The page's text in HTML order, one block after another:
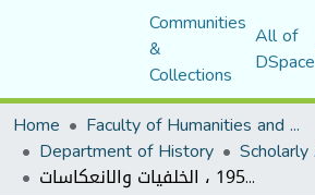
Communities
&
Collections
All of
DSpace
Home
Faculty of Humanities and Social Sciences
Department of History
محاكمة قادة الأوراس في تونس 21 ـ 25 جويلية 1957 ، الخلفيات والانعكاسات